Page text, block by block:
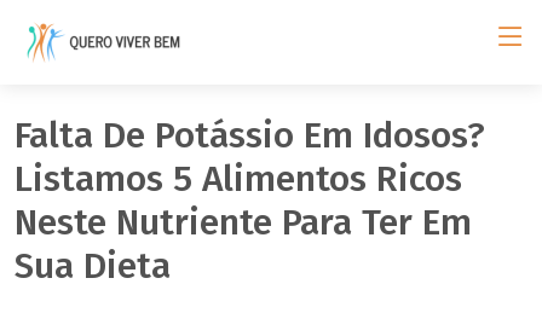
Falta De Potássio Em Idosos?
Listamos 5 Alimentos Ricos
Neste Nutriente Para Ter Em
Sua Dieta